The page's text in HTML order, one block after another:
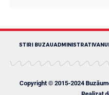
STIRI BUZAUADMINISTRATIV
Copyright © 2015-2024